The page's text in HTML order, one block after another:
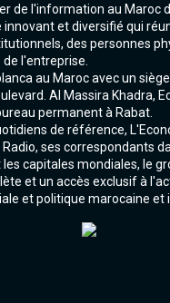
de l'information au Maroc
innovant et diversifié qui
des personnes
l'entreprise.
au Maroc avec un
Al Massira Khadra,
permanent à Rabat.
de référence,
ses correspondants
les capitales mondiales, le
et un accès exclusif à
et politique marocaine et